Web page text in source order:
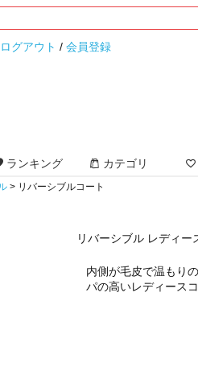
ログアウト / 会員登録
ランキング カテゴリ
リバーシブルコート
リバーシブル レディー
内側が毛皮で温もり
パの高いレディース